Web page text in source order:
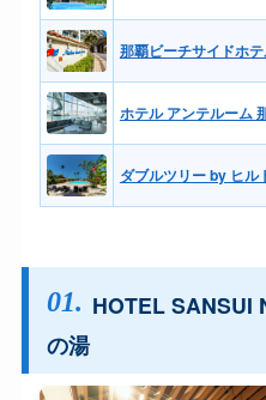
那覇ビーチサイドホ
ホテル アンテルーム
ダブルツリー by ヒル
01. HOTEL SANSUI
の湯